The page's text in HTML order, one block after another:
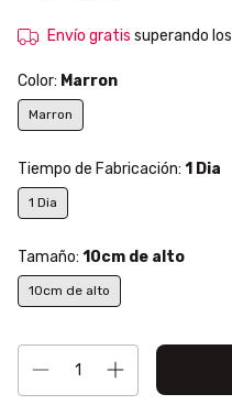
Envío gratis superando los
Color: Marron
Marron
Tiempo de Fabricación: 1 Dia
1 Dia
Tamaño: 10cm de alto
10cm de alto